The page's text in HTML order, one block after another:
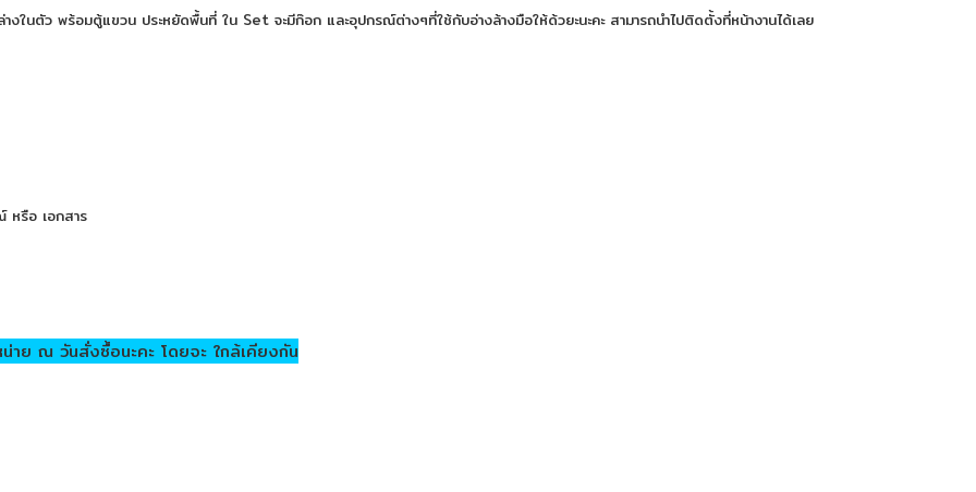
งในตัว พร้อมตู้แขวน ประหยัดพื้นที่ ใน Set จะมีก๊อก และอุปกรณ์ต่างๆที่ใช้กับอ่างล้างมือให้ด้วยะนะคะ สามารถนำไปติดตั้งที่หน้างานได้เลย
หรือ เอกสาร
ย ณ วันสั่งซื้อนะคะ โดยจะ ใกล้เคียงกัน